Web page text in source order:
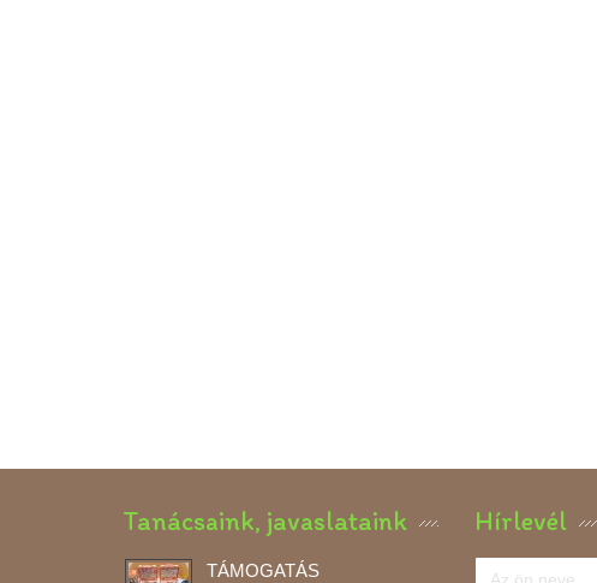
Tanácsaink, javaslataink
TÁMOGATÁS
Hírlevél